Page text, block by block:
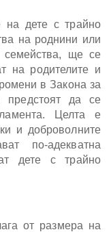
на дете с трайно
на роднини или
семейства, ще се
на родителите и
в Закона за
да се
Целта е
и доброволните
по-адекватна
дете с трайно
от размера на